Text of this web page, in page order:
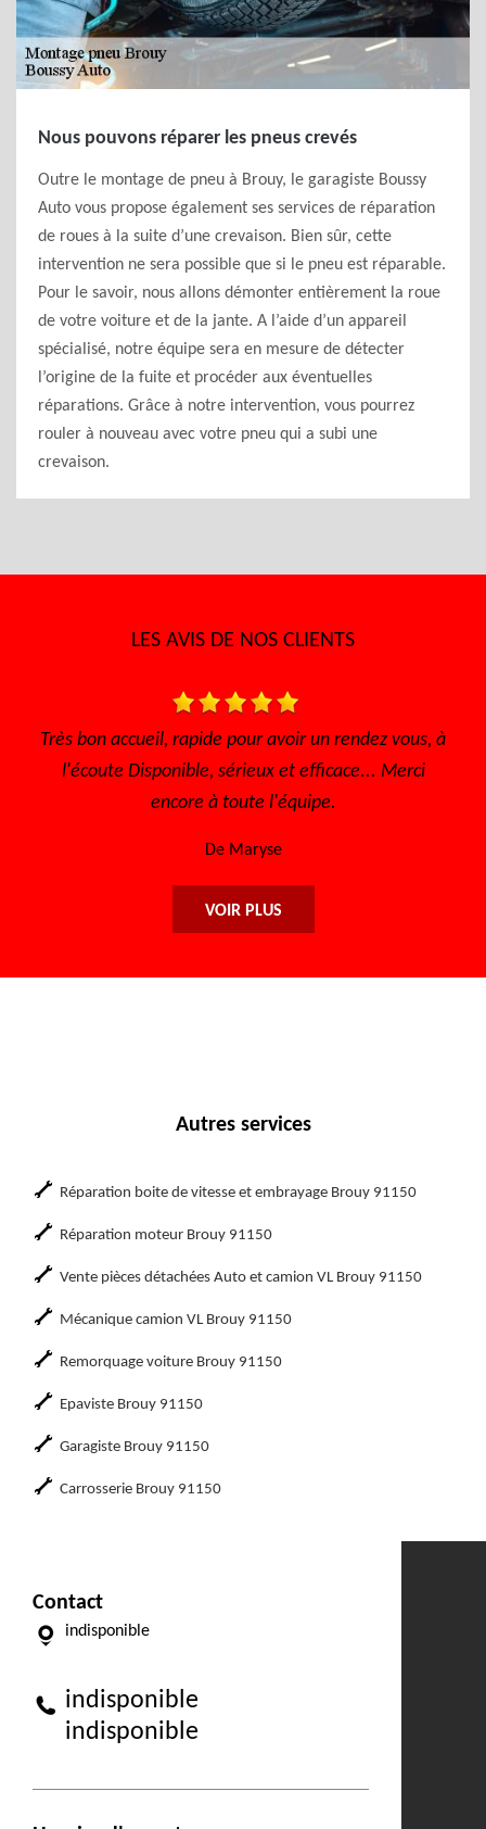
Nous pouvons réparer les pneus crevés
Outre le montage de pneu à Brouy, le garagiste Boussy
Auto vous propose également ses services de réparation
de roues à la suite d’une crevaison. Bien sûr, cette
intervention ne sera possible que si le pneu est réparable.
Pour le savoir, nous allons démonter entièrement la roue
de votre voiture et de la jante. A l’aide d’un appareil
spécialisé, notre équipe sera en mesure de détecter
l’origine de la fuite et procéder aux éventuelles
réparations. Grâce à notre intervention, vous pourrez
rouler à nouveau avec votre pneu qui a subi une
crevaison.
LES AVIS DE NOS CLIENTS
un rendez vous, à
et efficace... Merci
Très bon accueil Des gens
sympathique Très bon
VOIR PLUS
Autres services
Réparation boite de vitesse et embrayage Brouy 91150
Réparation moteur Brouy 91150
Vente pièces détachées Auto et camion VL Brouy 91150
Mécanique camion VL Brouy 91150
Remorquage voiture Brouy 91150
Epaviste Brouy 91150
Garagiste Brouy 91150
Carrosserie Brouy 91150
Contact
indisponible
indisponible
indisponible